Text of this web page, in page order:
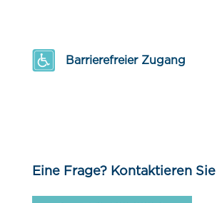
Barrierefreier Zugang
Eine Frage? Kontaktieren Sie